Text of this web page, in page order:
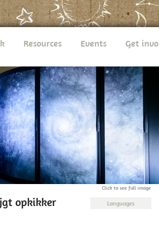
Resources Events Get
Click to see full image
Languages
opkikker